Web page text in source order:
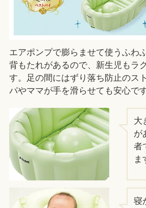
エアポンプで膨らませて使うふわ
背もたれがあるので、新生児もラ
す。足の間にはずり落ち防止のス
パやママが手を滑らせても安心です
大
が
者
ま
寝